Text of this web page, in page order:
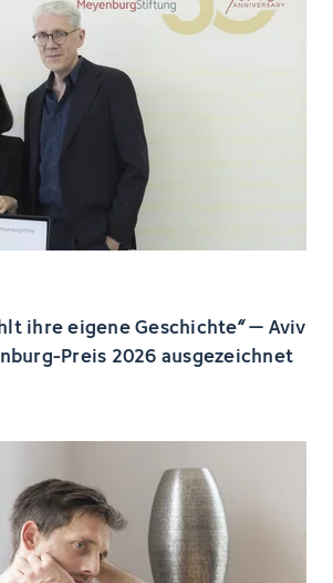
ihre eigene Geschichte“ – Aviv
Preis 2026 ausgezeichnet